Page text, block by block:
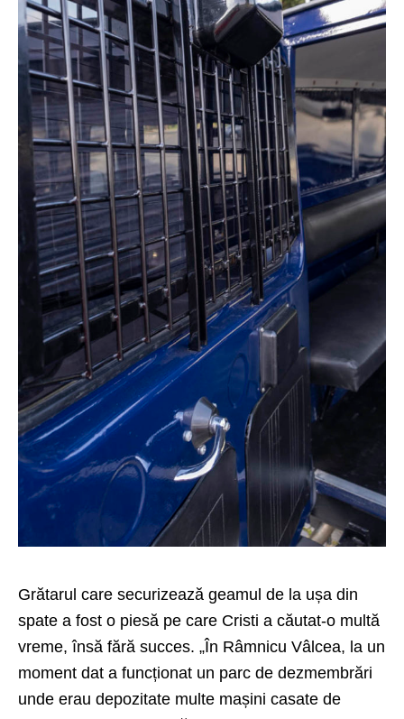
Grătarul care securizează geamul de la ușa din
spate a fost o piesă pe care Cristi a căutat-o multă
vreme, însă fără succes. „În Râmnicu Vâlcea, la un
moment dat a funcționat un parc de dezmembrări
unde erau depozitate multe mașini casate de